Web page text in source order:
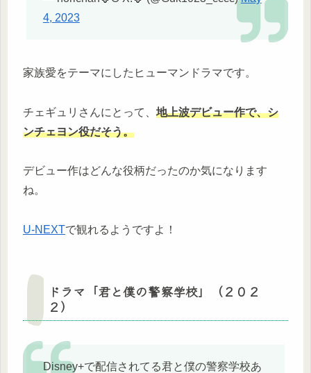
4, 2023
家族愛をテーマにしたヒューマンドラマです。
チェギュリさんにとって、 地上波デビュー作で、シ
ンチェヨン役だそう。
デビュー作はどんな役柄だったのか気になります
ね。
U-NEXTで観れるようですよ！
ドラマ「君と僕の警察学校」（２０２
２）
Disney+で配信されてる君と僕の警察学校あ